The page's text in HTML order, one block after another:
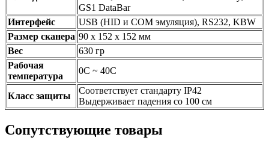
GS1 DataBar
Интерфейс
USB (HID и COM эмуляция), RS232, KBW
Размер сканера 90 х 152 х 152 мм
Вес
630 гр
Рабочая
температура
0С ~ 40С
Класс защиты
Соответствует стандарту IP42
Выдерживает падения со 100 см
Сопутствующие товары